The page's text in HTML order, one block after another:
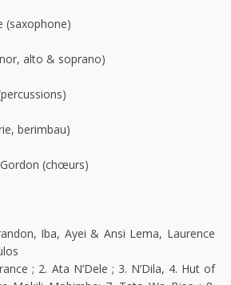
(saxophone)
alto & soprano)
berimbau)
(chœurs)
Iba, Ayei & Ansi Lema, Laurence
; 2. Ata N’Dele ; 3. N’Dila, 4. Hut of